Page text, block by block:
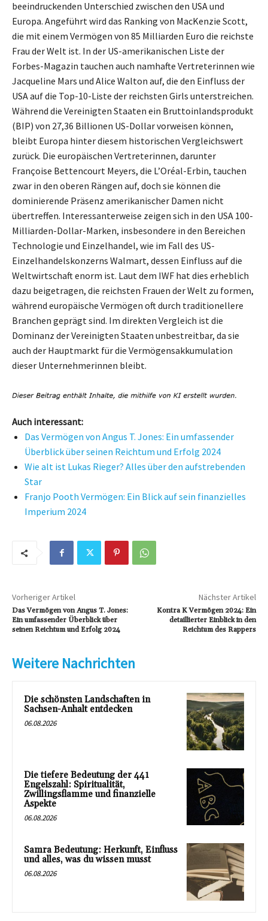
beeindruckenden Unterschied zwischen den USA und
Europa. Angeführt wird das Ranking von MacKenzie Scott,
die mit einem Vermögen von 85 Milliarden Euro die reichste
Frau der Welt ist. In der US-amerikanischen Liste der
Forbes-Magazin tauchen auch namhafte Vertreterinnen wie
Jacqueline Mars und Alice Walton auf, die den Einfluss der
USA auf die Top-10-Liste der reichsten Girls unterstreichen.
Während die Vereinigten Staaten ein Bruttoinlandsprodukt
(BIP) von 27,36 Billionen US-Dollar vorweisen können,
bleibt Europa hinter diesem historischen Vergleichswert
zurück. Die europäischen Vertreterinnen, darunter
Françoise Bettencourt Meyers, die L’Oréal-Erbin, tauchen
zwar in den oberen Rängen auf, doch sie können die
dominierende Präsenz amerikanischer Damen nicht
übertreffen. Interessanterweise zeigen sich in den USA 100-
Milliarden-Dollar-Marken, insbesondere in den Bereichen
Technologie und Einzelhandel, wie im Fall des US-
Einzelhandelskonzerns Walmart, dessen Einfluss auf die
Weltwirtschaft enorm ist. Laut dem IWF hat dies erheblich
dazu beigetragen, die reichsten Frauen der Welt zu formen,
während europäische Vermögen oft durch traditionellere
Branchen geprägt sind. Im direkten Vergleich ist die
Dominanz der Vereinigten Staaten unbestreitbar, da sie
auch der Hauptmarkt für die Vermögensakkumulation
dieser Unternehmerinnen bleibt.
Auch interessant:
Das Vermögen von Angus T. Jones: Ein umfassender
Überblick über seinen Reichtum und Erfolg 2024
Wie alt ist Lukas Rieger? Alles über den aufstrebenden
Star
Franjo Pooth Vermögen: Ein Blick auf sein finanzielles
Imperium 2024
Vorheriger Artikel
Das Vermögen von Angus T. Jones:
Ein umfassender Überblick über
seinen Reichtum und Erfolg 2024
Nächster Artikel
Kontra K Vermögen 2024: Ein
detaillierter Einblick in den
Reichtum des Rappers
Weitere Nachrichten
Die schönsten Landschaften in
Sachsen-Anhalt entdecken
06.08.2026
Die tiefere Bedeutung der 441
Engelszahl: Spiritualität,
Zwillingsflamme und finanzielle
Aspekte
06.08.2026
Samra Bedeutung: Herkunft, Einfluss
und alles, was du wissen musst
06.08.2026